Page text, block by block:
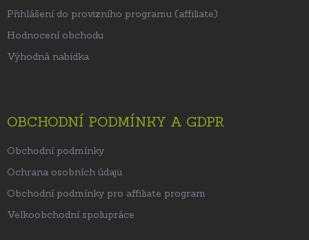
Přihlášení do provizního programu (affiliate)
Hodnocení obchodu
Výhodná nabídka
OBCHODNÍ PODMÍNKY A GDPR
Obchodní podmínky
Ochrana osobních údajů
Obchodní podmínky pro affiliate program
Velkoobchodní spolupráce